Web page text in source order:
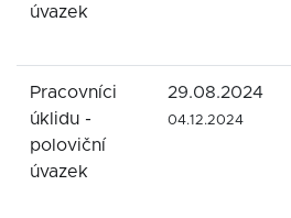
úvazek
Pracovníci
úklidu -
poloviční
úvazek
29.08.2024
04.12.2024